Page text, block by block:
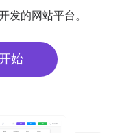
发的网站平台。
始